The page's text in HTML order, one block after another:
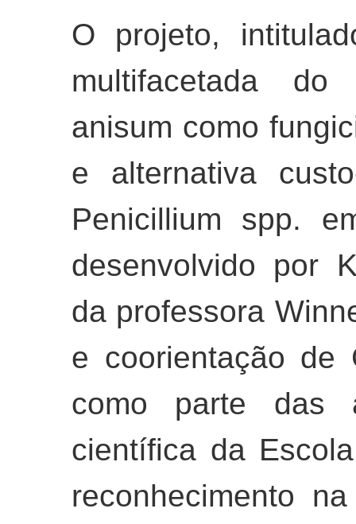
O projeto,
multifacetada
anisum como
e alternativa
Penicillium spp.
desenvolvido por
da professora
e coorientação de
como parte das
científica da
reconhecimento